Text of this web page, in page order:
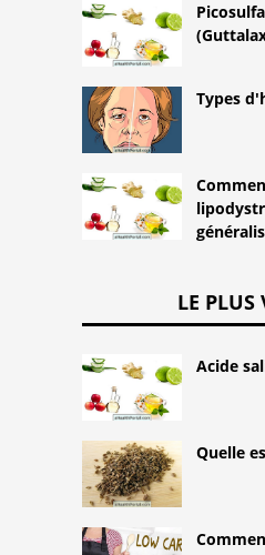
Types
LE PLUS
Acide
Quelle